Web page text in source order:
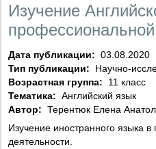
Изучение
Дата публикации: 03.08.2020
Тип публикации:
Научно-
Возрастная группа:
11 класс
Тематика: Английский язык
Автор: Терентюк Елена
Изучение иностранного языка
деятельности.